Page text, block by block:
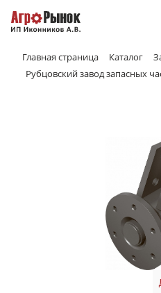
Главная страница Каталог
Рубцовский завод запасных